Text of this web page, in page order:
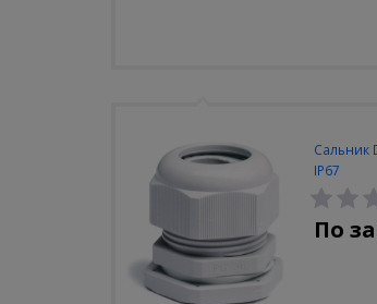
Сальник
IP67
По